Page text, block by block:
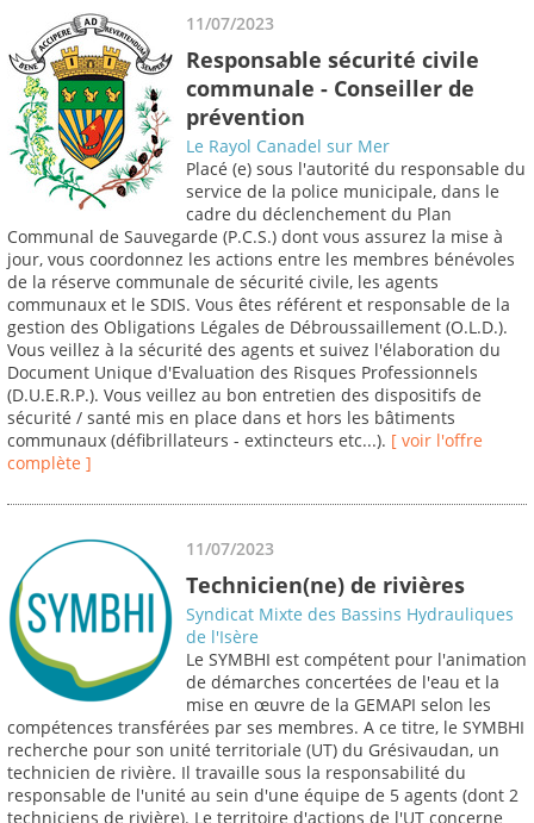
11/07/2023
Responsable sécurité civile
communale - Conseiller de
prévention
Le Rayol Canadel sur Mer
Placé (e) sous l'autorité du responsable du
service de la police municipale, dans le
cadre du déclenchement du Plan
Communal de Sauvegarde (P.C.S.) dont vous assurez la mise à
jour, vous coordonnez les actions entre les membres bénévoles
de la réserve communale de sécurité civile, les agents
communaux et le SDIS. Vous êtes référent et responsable de la
gestion des Obligations Légales de Débroussaillement (O.L.D.).
Vous veillez à la sécurité des agents et suivez l'élaboration du
Document Unique d'Evaluation des Risques Professionnels
(D.U.E.R.P.). Vous veillez au bon entretien des dispositifs de
sécurité / santé mis en place dans et hors les bâtiments
communaux (défibrillateurs - extincteurs etc...). [ voir l'offre
complète ]
11/07/2023
Technicien(ne) de rivières
Syndicat Mixte des Bassins Hydrauliques
de l'Isère
Le SYMBHI est compétent pour l'animation
de démarches concertées de l'eau et la
mise en œuvre de la GEMAPI selon les
compétences transférées par ses membres. A ce titre, le SYMBHI
recherche pour son unité territoriale (UT) du Grésivaudan, un
technicien de rivière. Il travaille sous la responsabilité du
responsable de l'unité au sein d'une équipe de 5 agents (dont 2
techniciens de rivière). Le territoire d'actions de l'UT concerne